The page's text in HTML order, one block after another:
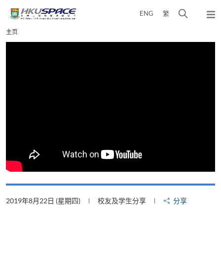
content
ENG 繁
弹
Main
content
主页
2019年8月22日 (星期四) 校友及学生分享 分享